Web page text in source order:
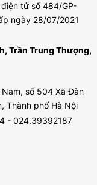
tử số 484/GP-
ngày 28/07/2021
Trần Trung Thượng,
số 504 Xã Đàn
Thành phố Hà Nội
- 024.39392187